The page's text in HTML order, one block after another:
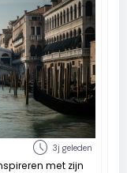
schedule 3j geleden
met zijn